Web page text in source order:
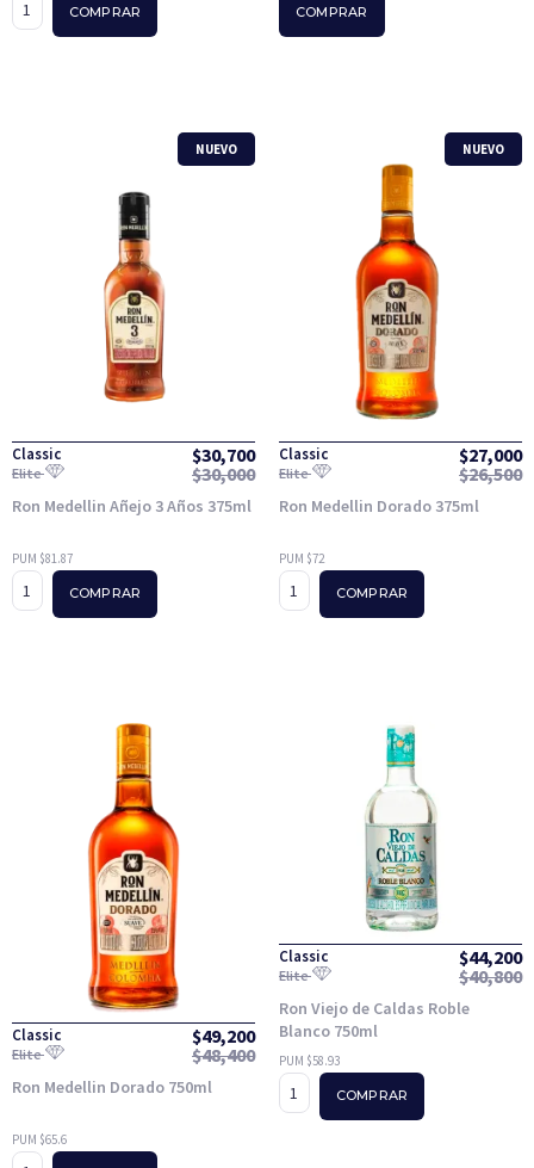
COMPRAR COMPRAR
NUEVO
Classic $30,700
Elite $30,000
Ron Medellin Añejo 3 Años 375ml
PUM $81.87
COMPRAR
NUEVO
Classic $27,000
Elite $26,500
Ron Medellin Dorado 375ml
PUM $72
COMPRAR
Classic $49,200
Elite $48,400
Ron Medellin Dorado 750ml
PUM $65.6
Classic $44,200
Elite $40,800
Ron Viejo de Caldas Roble
Blanco 750ml
PUM $58.93
COMPRAR